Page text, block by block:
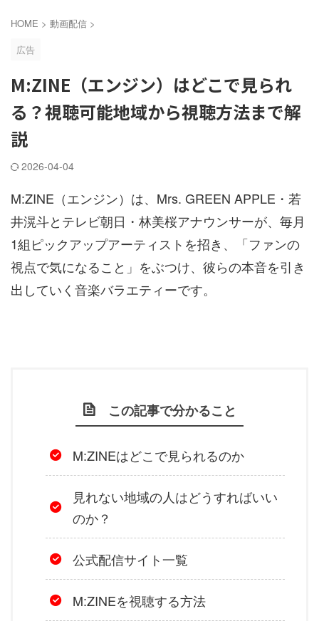
HOME > 動画配信 >
広告
M:ZINE（エンジン）はどこで見られ
る？視聴可能地域から視聴方法まで解
説
2026-04-04
M:ZINE（エンジン）は、Mrs. GREEN APPLE・若
井滉斗とテレビ朝日・林美桜アナウンサーが、毎月
1組ピックアップアーティストを招き、「ファンの
視点で気になること」をぶつけ、彼らの本音を引き
出していく音楽バラエティーです。
この記事で分かること
M:ZINEはどこで見られるのか
見れない地域の人はどうすればいい
のか？
公式配信サイト一覧
M:ZINEを視聴する方法